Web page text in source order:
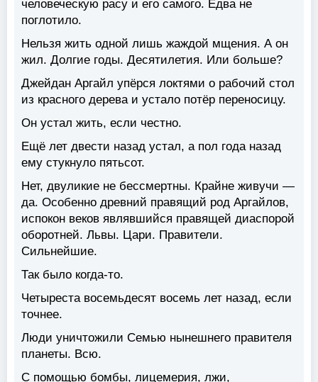
человеческую расу и его самого. Едва не
поглотило.
Нельзя жить одной лишь жаждой мщения. А он
жил. Долгие годы. Десятилетия. Или больше?
Джейдан Аргайл упёрся локтями о рабочий стол
из красного дерева и устало потёр переносицу.
Он устал жить, если честно.
Ещё лет двести назад устал, а пол года назад
ему стукнуло пятьсот.
Нет, двуликие не бессмертны. Крайне живучи —
да. Особенно древний правящий род Аргайлов,
испокон веков являвшийся правящей диаспорой
оборотней. Львы. Цари. Правители.
Сильнейшие.
Так было когда-то.
Четыреста восемьдесят восемь лет назад, если
точнее.
Люди уничтожили Семью нынешнего правителя
планеты. Всю.
С помощью бомбы, лицемерия, лжи,